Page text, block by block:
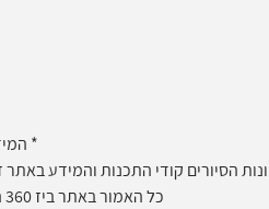
* המידע
הסיורים קודי התכנות והמידע באתר
כל האמור באתר ביז 360 הינו המלצה בלבד, כל העושה שימוש באתר עושה זאת על אחריותו ועל דעתו בלבד.